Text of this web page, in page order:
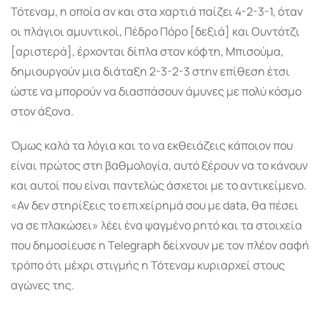
Τότεναμ, η οποία αν και στα χαρτιά παίζει 4-2-3-1, όταν
οι πλάγιοι αμυντικοί, Πέδρο Πόρο [δεξιά] και Ουντότζι
[αριστερά], έρχονται δίπλα στον κόφτη, Μπισούμα,
δημιουργούν μια διάταξη 2-3-2-3 στην επίθεση έτσι
ώστε να μπορούν να διασπάσουν άμυνες με πολύ κόσμο
στον άξονα.
Όμως καλά τα λόγια και το να εκθειάζεις κάποιον που
είναι πρώτος στη βαθμολογία, αυτό ξέρουν να το κάνουν
και αυτοί που είναι παντελώς άσχετοι με το αντικείμενο.
«Αν δεν στηρίξεις το επιχείρημά σου με data, θα πέσει
να σε πλακώσει» λέει ένα ψαγμένο ρητό και τα στοιχεία
που δημοσίευσε η Telegraph δείχνουν με τον πλέον σαφή
τρόπο ότι μέχρι στιγμής η Τότεναμ κυριαρχεί στους
αγώνες της.